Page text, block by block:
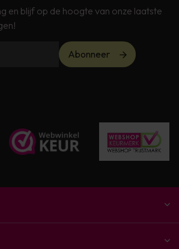
en blijf op de hoogte van onze laatste
Abonneer